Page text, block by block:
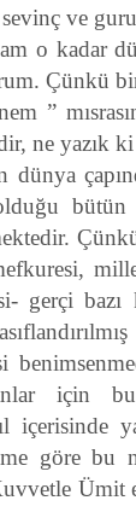
ve
o kadar
Çünkü
”
ne yazık
bütün
gerçi
için
içerisinde
göre bu